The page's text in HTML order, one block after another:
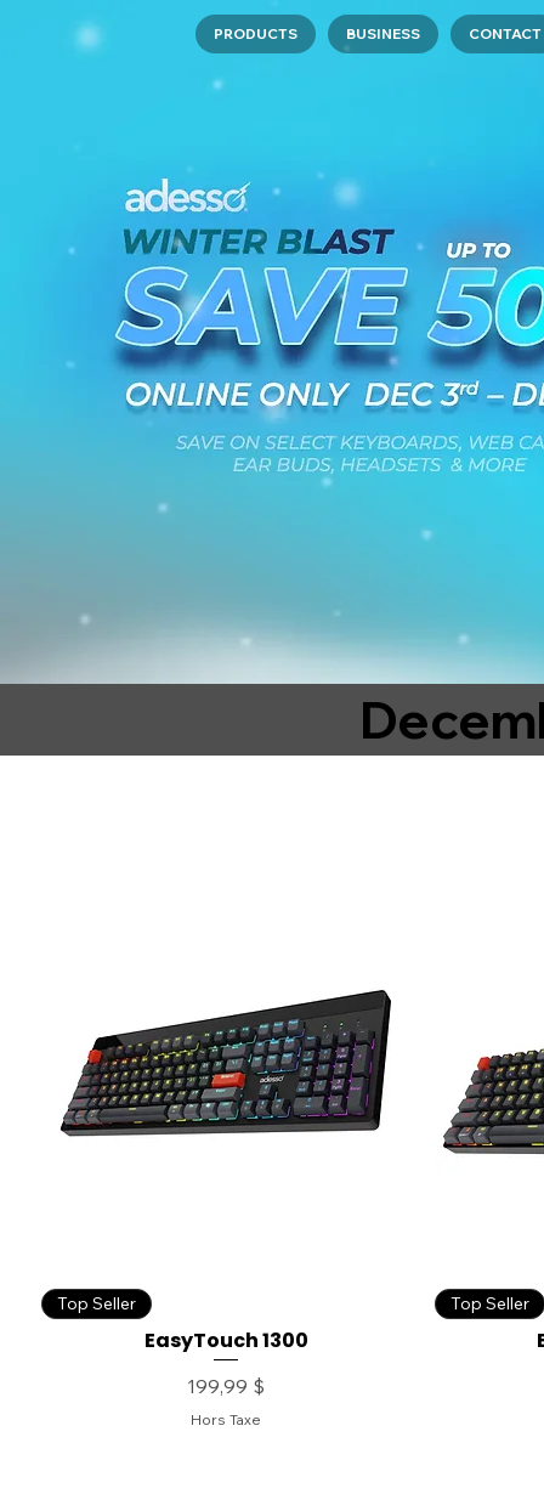
PRODUCTS BUSINESS CONTACT
Top Seller
EasyTouch 1300
Prix
199,99 $
Hors Taxe
Top Seller